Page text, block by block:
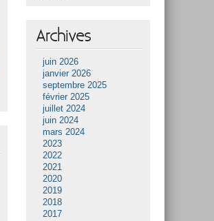
Archives
juin 2026
janvier 2026
septembre 2025
février 2025
juillet 2024
juin 2024
mars 2024
2023
2022
2021
2020
2019
2018
2017